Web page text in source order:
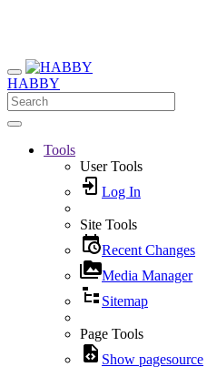
HABBY
Tools
User Tools
Log In
Site Tools
Recent Changes
Media Manager
Sitemap
Page Tools
Show pagesource